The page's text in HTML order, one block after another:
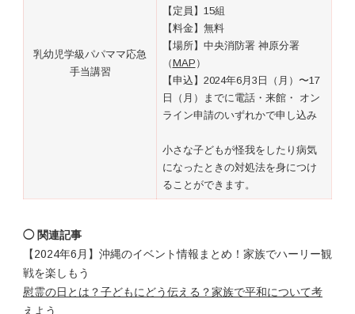
乳幼児学級パパママ応急
手当講習
【定員】15組
【料金】無料
【場所】中央消防署 神原分署
（MAP ）
【申込】2024年6月3日（月）〜17
日（月）までに電話・来館・ オン
ライン申請のいずれかで申し込み
小さな子どもが怪我をしたり病気
になったときの対処法を身につけ
ることができます。
◯ 関連記事
【2024年6月】沖縄のイベント情報まとめ！家族でハーリー観
戦を楽しもう
慰霊の日とは？子どもにどう伝える？家族で平和について考
えよう